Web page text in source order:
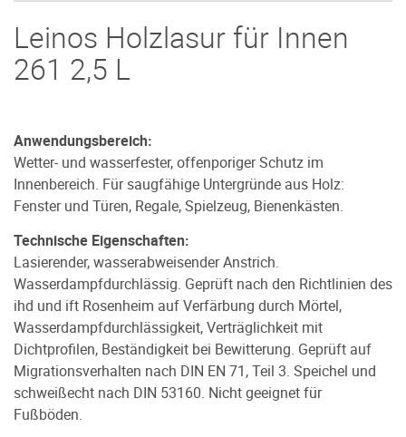
Leinos Holzlasur für Innen
261 2,5 L
Anwendungsbereich:
Wetter- und wasserfester, offenporiger Schutz im
Innenbereich. Für saugfähige Untergründe aus Holz:
Fenster und Türen, Regale, Spielzeug, Bienenkästen.
Technische Eigenschaften:
Lasierender, wasserabweisender Anstrich.
Wasserdampfdurchlässig. Geprüft nach den Richtlinien des
ihd und ift Rosenheim auf Verfärbung durch Mörtel,
Wasserdampfdurchlässigkeit, Verträglichkeit mit
Dichtprofilen, Beständigkeit bei Bewitterung. Geprüft auf
Migrationsverhalten nach DIN EN 71, Teil 3. Speichel und
schweißecht nach DIN 53160. Nicht geeignet für
Fußböden.